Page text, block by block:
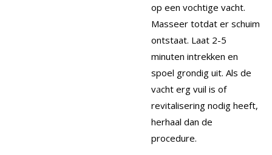
op een vochtige vacht.
Masseer totdat er schuim
ontstaat. Laat 2-5
minuten intrekken en
spoel grondig uit. Als de
vacht erg vuil is of
revitalisering nodig heeft,
herhaal dan de
procedure.